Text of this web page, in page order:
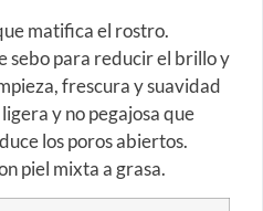
matifica el rostro.
sebo para reducir el brillo y
frescura y suavidad
y no pegajosa que
los poros abiertos.
piel mixta a grasa.